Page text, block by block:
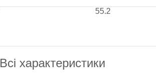
55.2
Всі характеристики